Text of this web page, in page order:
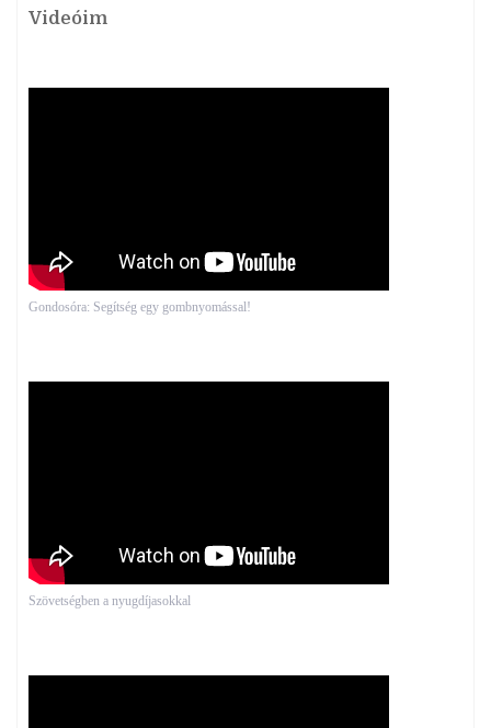
Videóim
Gondosóra: Segítség egy gombnyomással!
Szövetségben a nyugdíjasokkal